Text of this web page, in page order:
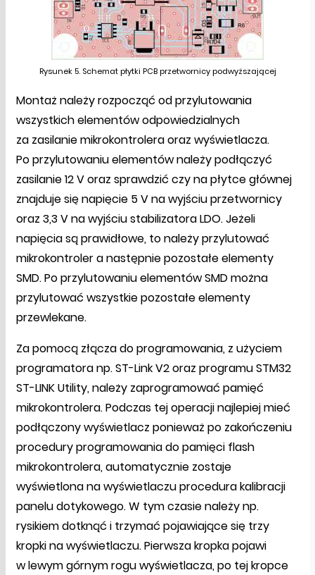
Rysunek 5. Schemat płytki PCB przetwornicy podwyższającej
Montaż należy rozpocząć od przylutowania
wszystkich elementów odpowiedzialnych
za zasilanie mikrokontrolera oraz wyświetlacza.
Po przylutowaniu elementów należy podłączyć
zasilanie 12 V oraz sprawdzić czy na płytce głównej
znajduje się napięcie 5 V na wyjściu przetwornicy
oraz 3,3 V na wyjściu stabilizatora LDO. Jeżeli
napięcia są prawidłowe, to należy przylutować
mikrokontroler a następnie pozostałe elementy
SMD. Po przylutowaniu elementów SMD można
przylutować wszystkie pozostałe elementy
przewlekane.
Za pomocą złącza do programowania, z użyciem
programatora np. ST-Link V2 oraz programu STM32
ST-LINK Utility, należy zaprogramować pamięć
mikrokontrolera. Podczas tej operacji najlepiej mieć
podłączony wyświetlacz ponieważ po zakończeniu
procedury programowania do pamięci flash
mikrokontrolera, automatycznie zostaje
wyświetlona na wyświetlaczu procedura kalibracji
panelu dotykowego. W tym czasie należy np.
rysikiem dotknąć i trzymać pojawiające się trzy
kropki na wyświetlaczu. Pierwsza kropka pojawi
w lewym górnym rogu wyświetlacza, po tej kropce